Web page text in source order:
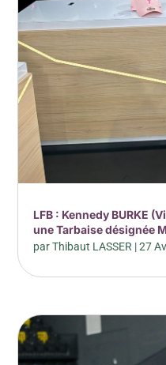
LFB : Kennedy BURKE
une Tarbaise désignée
parThibaut LASSER |27